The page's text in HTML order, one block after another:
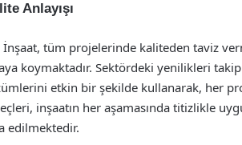
Anlayışı
İnşaat, tüm projelerinde kaliteden taviz
koymaktadır. Sektördeki yenilikleri
etkin bir şekilde kullanarak, her
inşaatın her aşamasında titizlikle
edilmektedir.